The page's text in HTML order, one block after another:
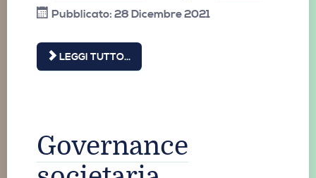
Pubblicato: 28 Dicembre 2021
LEGGI TUTTO...
Governance